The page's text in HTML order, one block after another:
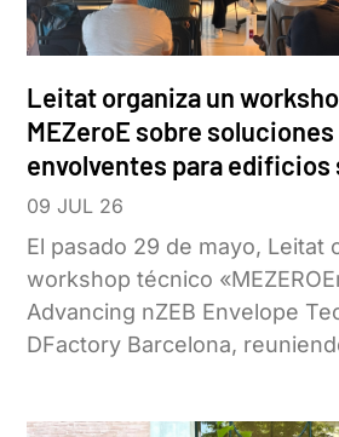
Leitat organiza un
MEZeroE sobre
envolventes para
09 JUL 26
El pasado 29 de mayo, Leitat
workshop técnico
Advancing nZEB Envelope
DFactory Barcelona,